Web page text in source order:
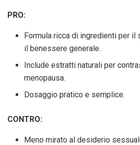
PRO:
Formula ricca di ingredienti per il
il benessere generale.
Include estratti naturali per
menopausa.
Dosaggio pratico e semplice.
CONTRO:
Meno mirato al desiderio